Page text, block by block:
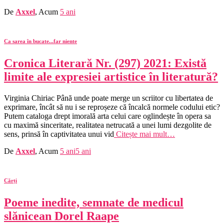
De Axxel, Acum 5 ani
Ca sarea în bucate...far niente
Cronica Literară Nr. (297) 2021: Există
limite ale expresiei artistice în literatură?
Virginia Chiriac Până unde poate merge un scriitor cu libertatea de
exprimare, încât să nu i se reproșeze că încalcă normele codului etic?
Putem cataloga drept imorală arta celui care oglindește în opera sa
cu maximă sinceritate, realitatea netrucată a unei lumi dezgolite de
sens, prinsă în captivitatea unui vid Citește mai mult…
De Axxel, Acum 5 ani5 ani
Cărți
Poeme inedite, semnate de medicul
slănicean Dorel Raape